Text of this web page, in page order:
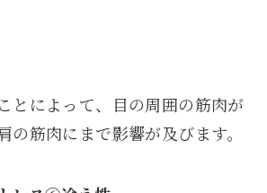
とによって、目の周囲の筋肉が
の筋肉にまで影響が及びます。